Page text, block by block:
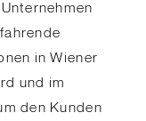
in Wiener
und im
den Kunden